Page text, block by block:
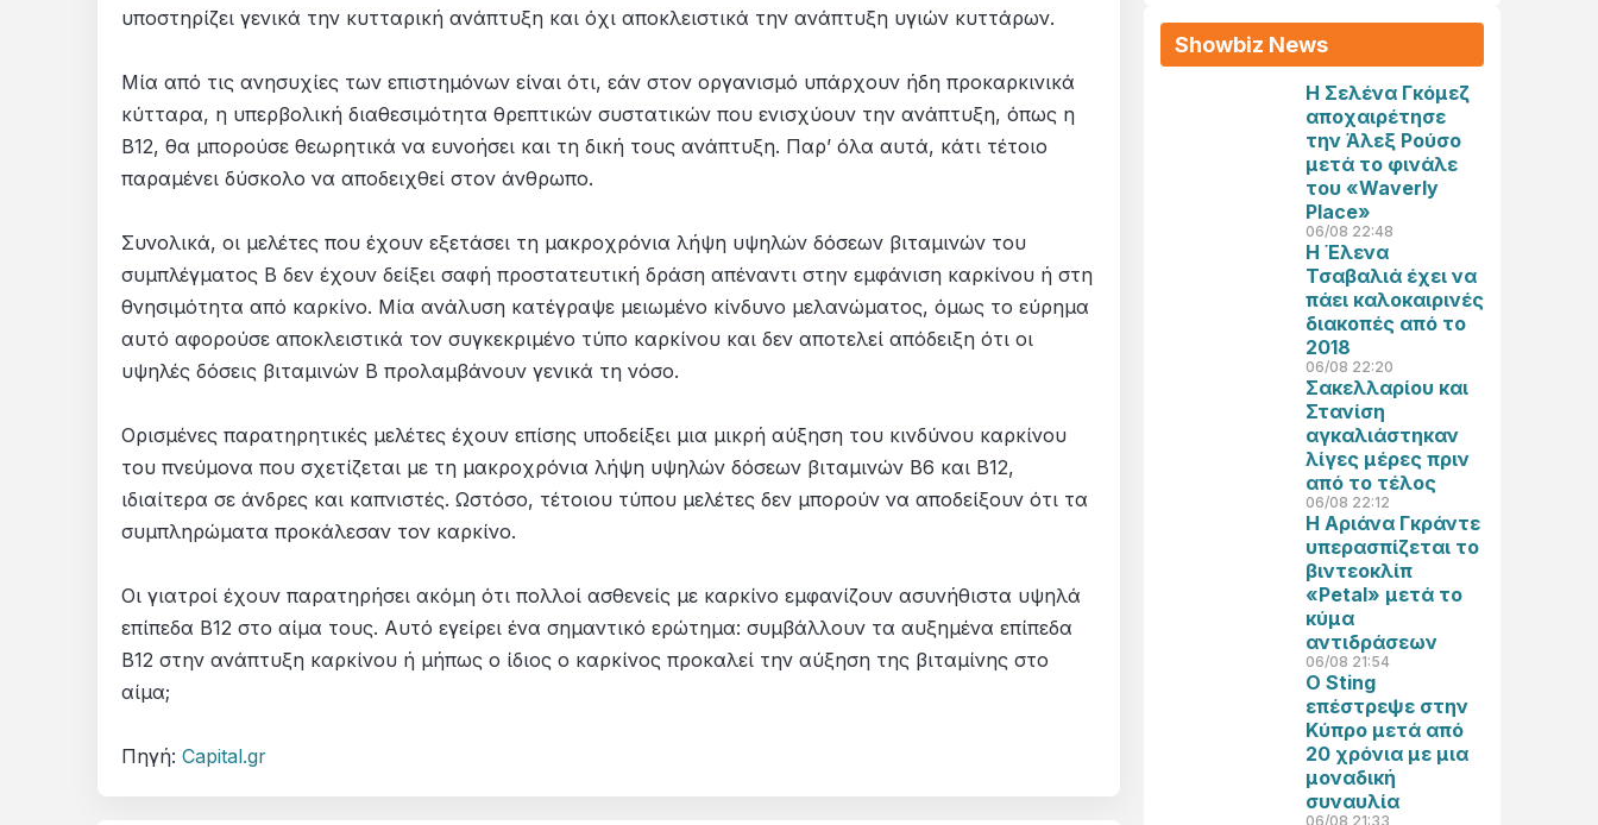
υποστηρίζει γενικά την κυτταρική ανάπτυξη και όχι αποκλειστικά την ανάπτυξη υγιών κυττάρων.
Μία από τις ανησυχίες των επιστημόνων είναι ότι, εάν στον οργανισμό υπάρχουν ήδη προκαρκινικά
κύτταρα, η υπερβολική διαθεσιμότητα θρεπτικών συστατικών που ενισχύουν την ανάπτυξη, όπως η
Β12, θα μπορούσε θεωρητικά να ευνοήσει και τη δική τους ανάπτυξη. Παρ’ όλα αυτά, κάτι τέτοιο
παραμένει δύσκολο να αποδειχθεί στον άνθρωπο.
Συνολικά, οι μελέτες που έχουν εξετάσει τη μακροχρόνια λήψη υψηλών δόσεων βιταμινών του
συμπλέγματος Β δεν έχουν δείξει σαφή προστατευτική δράση απέναντι στην εμφάνιση καρκίνου ή στη
θνησιμότητα από καρκίνο. Μία ανάλυση κατέγραψε μειωμένο κίνδυνο μελανώματος, όμως το εύρημα
αυτό αφορούσε αποκλειστικά τον συγκεκριμένο τύπο καρκίνου και δεν αποτελεί απόδειξη ότι οι
υψηλές δόσεις βιταμινών Β προλαμβάνουν γενικά τη νόσο.
Ορισμένες παρατηρητικές μελέτες έχουν επίσης υποδείξει μια μικρή αύξηση του κινδύνου καρκίνου
του πνεύμονα που σχετίζεται με τη μακροχρόνια λήψη υψηλών δόσεων βιταμινών Β6 και Β12,
ιδιαίτερα σε άνδρες και καπνιστές. Ωστόσο, τέτοιου τύπου μελέτες δεν μπορούν να αποδείξουν ότι τα
συμπληρώματα προκάλεσαν τον καρκίνο.
Οι γιατροί έχουν παρατηρήσει ακόμη ότι πολλοί ασθενείς με καρκίνο εμφανίζουν ασυνήθιστα υψηλά
επίπεδα Β12 στο αίμα τους. Αυτό εγείρει ένα σημαντικό ερώτημα: συμβάλλουν τα αυξημένα επίπεδα
Β12 στην ανάπτυξη καρκίνου ή μήπως ο ίδιος ο καρκίνος προκαλεί την αύξηση της βιταμίνης στο
αίμα;
Πηγή: Capital.gr
Showbiz News
Η Σελένα Γκόμεζ
αποχαιρέτησε
την Άλεξ Ρούσο
μετά το φινάλε
του «Waverly
Place»
06/08 22:48
Η Έλενα
Τσαβαλιά έχει να
πάει καλοκαιρινές
διακοπές από το
2018
06/08 22:20
Σακελλαρίου και
Στανίση
αγκαλιάστηκαν
λίγες μέρες πριν
από το τέλος
06/08 22:12
Η Αριάνα Γκράντε
υπερασπίζεται το
βιντεοκλίπ
«Petal» μετά το
κύμα
αντιδράσεων
06/08 21:54
Ο Sting
επέστρεψε στην
Κύπρο μετά από
20 χρόνια με μια
μοναδική
συναυλία
06/08 21:33